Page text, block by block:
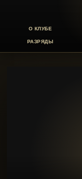
О КЛУБЕ
РАЗРЯДЫ